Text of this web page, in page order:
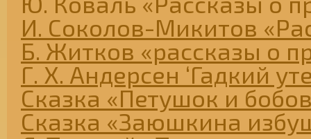
И. Соколов-Микитов
Б. Житков «рассказы о
Г. Х. Андерсен ‘Гадкий
Сказка «Петушок и
Сказка «Заюшкина